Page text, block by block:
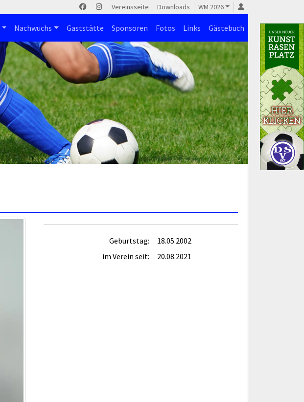
Vereinsseite Downloads WM 2026
Nachwuchs Gaststätte Sponsoren Fotos Links Gästebuch
Geburtstag:
18.05.2002
im Verein seit:
20.08.2021